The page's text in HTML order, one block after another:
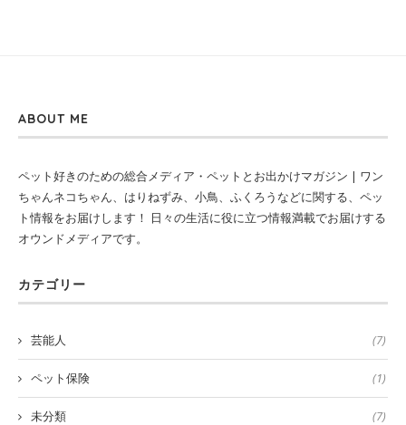
ABOUT ME
ペット好きのための総合メディア・ペットとお出かけマガジン | ワン
ちゃんネコちゃん、はりねずみ、小鳥、ふくろうなどに関する、ペッ
ト情報をお届けします！ 日々の生活に役に立つ情報満載でお届けする
オウンドメディアです。
カテゴリー
芸能人 (7)
ペット保険 (1)
未分類 (7)